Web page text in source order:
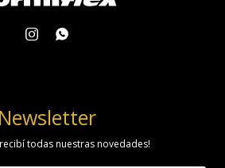
 
Newsletter
todas nuestras novedades!